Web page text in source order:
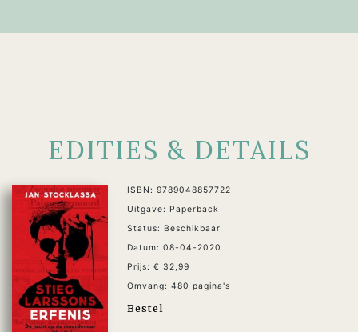
EDITIES & DETAILS
ISBN: 9789048857722
Uitgave: Paperback
Status: Beschikbaar
Datum: 08-04-2020
Prijs: € 32,99
Omvang: 480 pagina's
Bestel